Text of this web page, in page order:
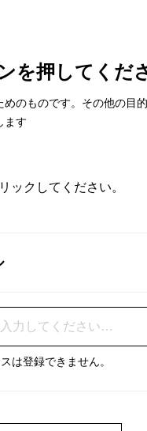
を押してくだ
のものです。その他の目的
ます
ックしてください。
は登録できません。